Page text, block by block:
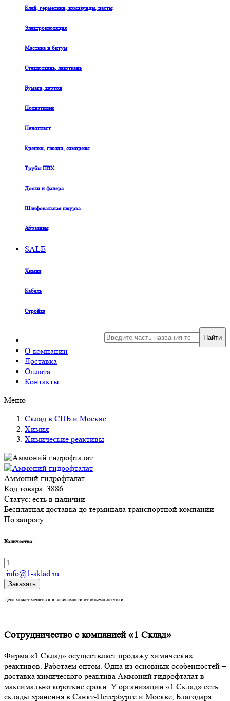
Клей, герметики, компаунды, пасты
Электроизоляция
Мастика и битум
Стеклоткань, лакоткань
Бумага, картон
Полиэтилен
Пенопласт
Крепеж, гвозди, саморезы
Трубы ПВХ
Доски и фанера
Шлифовальная шкурка
Абразивы
SALE
Химия
Кабель
Стройка
О компании
Доставка
Оплата
Контакты
Найти
Меню
Склад в СПБ и Москве
Химия
Химические реактивы
Аммоний гидрофталат
Код товара: 3886
Статус: есть в наличии
Бесплатная доставка до терминала транспортной компании
По запросу
Количество:
info@1-sklad.ru
Заказать
Цена может меняться в зависимости от объема закупки
Сотрудничество с компанией «1 Склад»
Фирма «1 Склад» осуществляет продажу химических
реактивов. Работаем оптом. Одна из основных особенностей –
доставка химического реактива Аммоний гидрофталат в
максимально короткие сроки. У организации «1 Склад» есть
склады хранения в Санкт-Петербурге и Москве, Благодаря